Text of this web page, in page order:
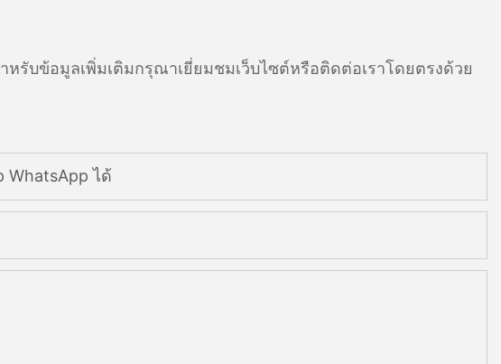
รับข้อมูลเพิ่มเติมกรุณาเยี่ยมชมเว็บไซต์หรือติดต่อเราโดยตรงด้วย
WhatsApp ได้